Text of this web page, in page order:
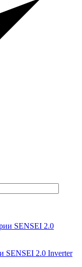
SENSEI 2.0 Inverter